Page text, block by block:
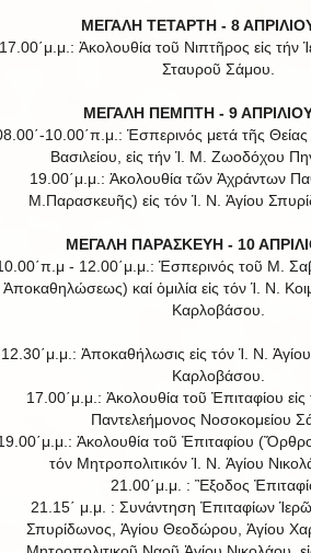
ΜΕΓΑΛΗ ΤΕΤΑΡΤΗ - 8
17.00΄μ.μ.: Ἀκολουθία τοῦ Νιπτῆρος εἰς τήν
Σταυροῦ Σάμου.
ΜΕΓΑΛΗ ΠΕΜΠΤΗ - 9
10.00΄π.μ.: Ἑσπερινός μετά τῆς Θείας
Βασιλείου, εἰς τήν Ἱ. Μ. Ζωοδόχου
19.00΄μ.μ.: Ἀκολουθία τῶν Ἀχράντων
Μ.Παρασκευῆς) εἰς τόν Ἱ. Ν. Ἁγίου
ΜΕΓΑΛΗ ΠΑΡΑΣΚΕΥΗ - 10
- 12.00΄μ.μ.: Ἑσπερινός τοῦ Μ.
Ἀποκαθηλώσεως) καί ὁμιλία εἰς τόν Ἱ. Ν.
Καρλοβάσου.
12.30΄μ.μ.: Ἀποκαθήλωσις εἰς τόν Ἱ. Ν.
Καρλοβάσου.
17.00΄μ.μ.: Ἀκολουθία τοῦ Ἐπιταφίου εἰς
Παντελεήμονος Νοσοκομείου
Ἀκολουθία τοῦ Ἐπιταφίου
τόν Μητροπολιτικόν Ἱ. Ν. Ἁγίου
21.00΄μ.μ. : Ἒξοδος
21.15΄ μ.μ. : Συνάντηση Ἐπιταφίων
Σπυρίδωνος, Ἁγίου Θεοδώρου, Ἁγίου